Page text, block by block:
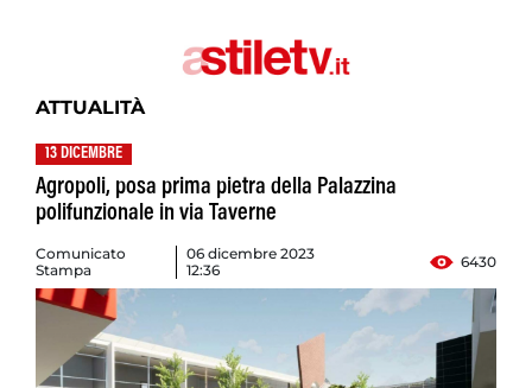
ATTUALITÀ
13 DICEMBRE
Agropoli, posa prima pietra della Palazzina
polifunzionale in via Taverne
Comunicato
Stampa
06 dicembre 2023
12:36
6430